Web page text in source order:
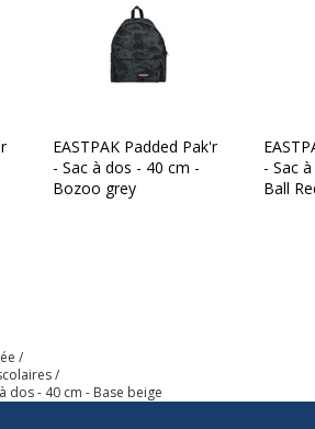
18 cm
EASTPAK Padded Pak'r
- Sac à dos - 40 cm -
Bozoo grey
- Sac
Ball
dos - 40 cm - Base beige